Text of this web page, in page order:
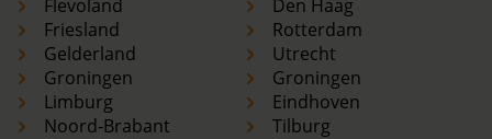
Flevoland
Friesland
Gelderland
Groningen
Limburg
Noord-Brabant
Den Haag
Rotterdam
Utrecht
Groningen
Eindhoven
Tilburg